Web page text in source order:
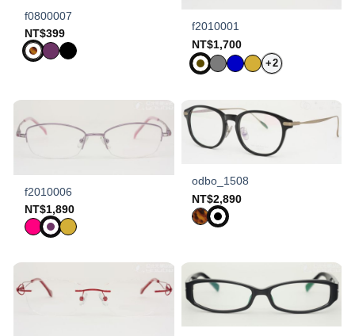
f0800007
NT$399
f2010001
NT$1,700
+2
f2010006
NT$1,890
odbo_1508
NT$2,890